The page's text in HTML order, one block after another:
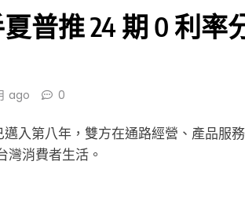
普推 24 期 0 利率
ago 0
入第八年，雙方在通路經營、產品服
灣消費者生活。